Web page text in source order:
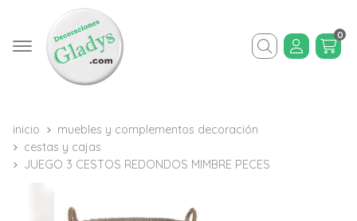
Buscar
0
inicio
muebles y complementos decoración
cestas y cajas
JUEGO 3 CESTOS REDONDOS MIMBRE PECES